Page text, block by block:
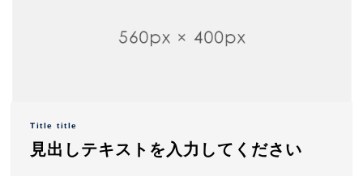
Title title
見出しテキストを入力してください